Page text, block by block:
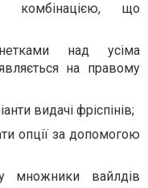
комбінацією, що
над усіма
на правому
видачі фріспінів;
опції за допомогою
множники вайлдів